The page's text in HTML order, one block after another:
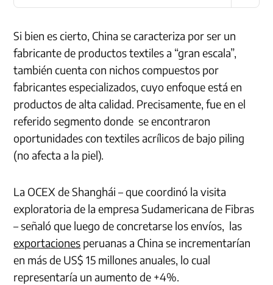
Si bien es cierto, China se caracteriza por ser un
fabricante de productos textiles a “gran escala”,
también cuenta con nichos compuestos por
fabricantes especializados, cuyo enfoque está en
productos de alta calidad. Precisamente, fue en el
referido segmento donde se encontraron
oportunidades con textiles acrílicos de bajo piling
(no afecta a la piel).
La OCEX de Shanghái – que coordinó la visita
exploratoria de la empresa Sudamericana de Fibras
– señaló que luego de concretarse los envíos, las
exportaciones peruanas a China se incrementarían
en más de US$ 15 millones anuales, lo cual
representaría un aumento de +4%.